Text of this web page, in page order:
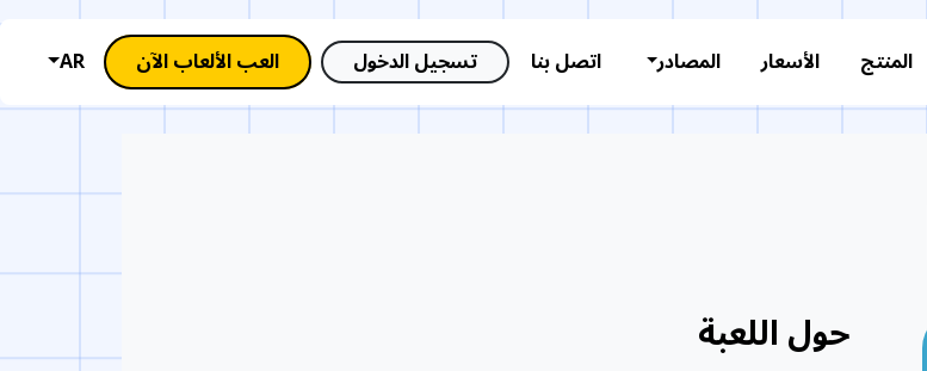
المنتج الأسعار المصادر اتصل بنا AR تسجيل الدخول العب الألعاب الآن
حول اللعبة